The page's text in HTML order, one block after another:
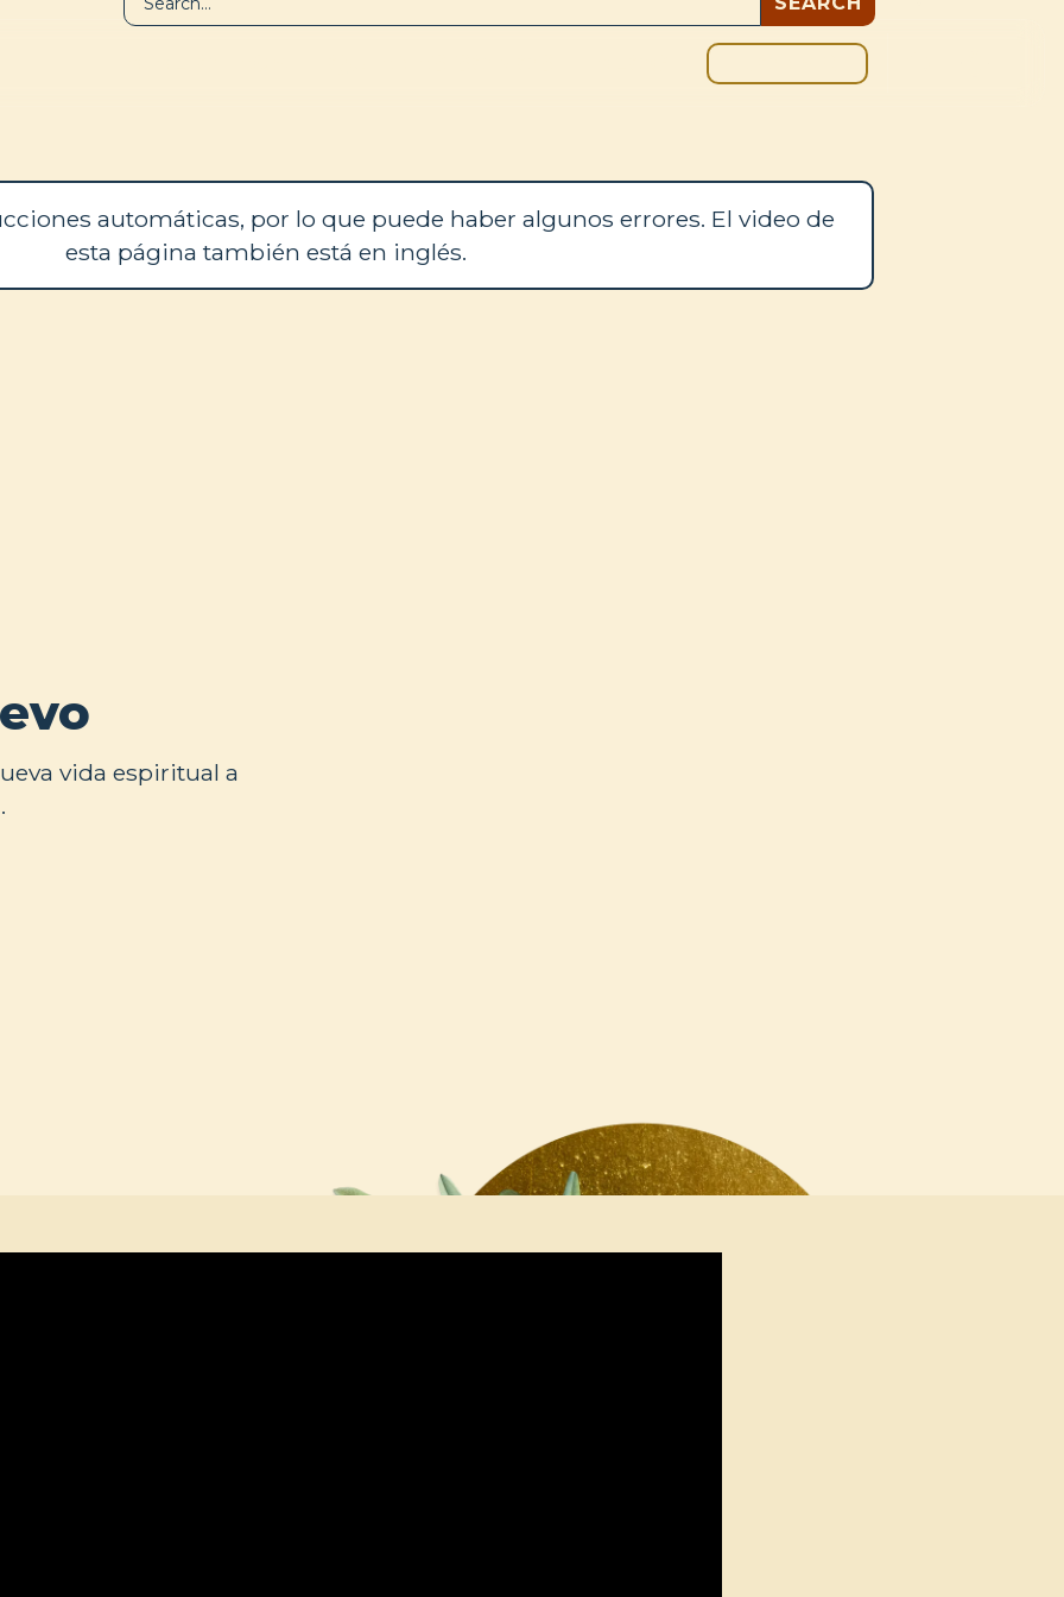
automáticas, por lo que puede haber algunos errores. El video de
esta página también está en inglés.
vida espiritual a